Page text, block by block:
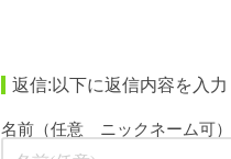
返信:以下に返信内容を入力
名前（任意 ニックネーム可）